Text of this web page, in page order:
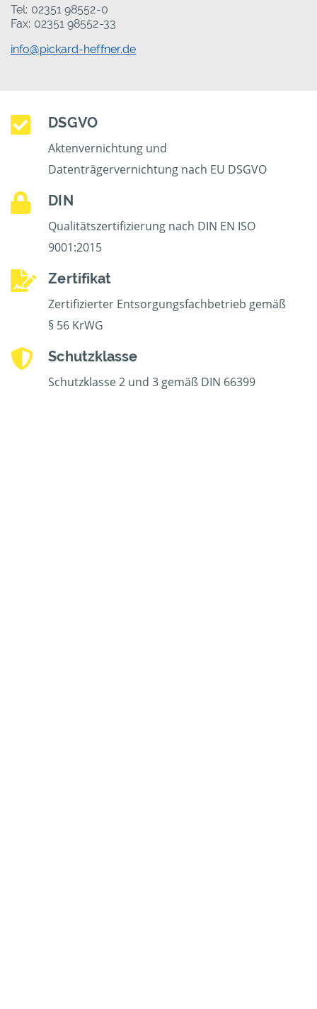
Tel: 02351 98552-0
Fax: 02351 98552-33
info@pickard-heffner.de
DSGVO
Aktenvernichtung und
Datenträgervernichtung nach EU DSGVO
DIN
Qualitätszertifizierung nach DIN EN ISO
9001:2015
Zertifikat
Zertifizierter Entsorgungsfachbetrieb gemäß
§ 56 KrWG
Schutzklasse
Schutzklasse 2 und 3 gemäß DIN 66399